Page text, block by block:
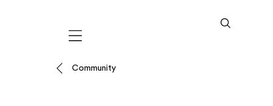
Mobile navigation
Community